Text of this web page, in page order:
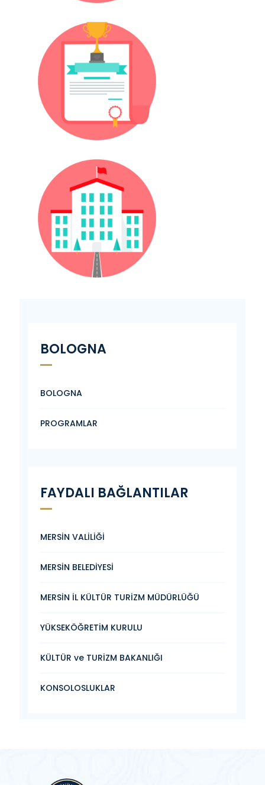
Diploma Eki
Kampüsler
BOLOGNA
BOLOGNA
PROGRAMLAR
FAYDALI BAĞLANTILAR
MERSİN VALİLİĞİ
MERSİN BELEDİYESİ
MERSİN İL KÜLTÜR TURİZM MÜDÜRLÜĞÜ
YÜKSEKÖĞRETİM KURULU
KÜLTÜR ve TURİZM BAKANLIĞI
KONSOLOSLUKLAR